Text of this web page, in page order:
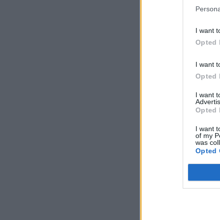
I want
Opted
I want
Opted
I want
Opted
I want
of my
was
Opted